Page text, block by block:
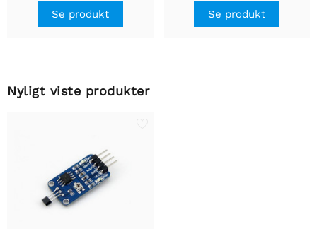
Se produkt Se produkt
Nyligt viste produkter